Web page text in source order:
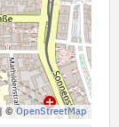
| ©OpenStreetMap